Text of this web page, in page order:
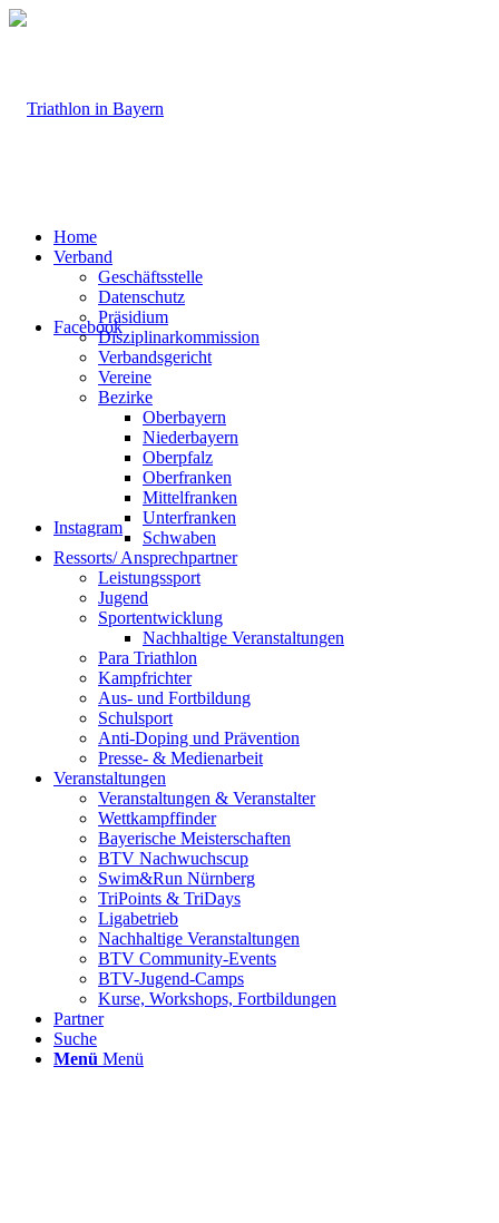
Facebook
Instagram
Home
Verband
Geschäftsstelle
Datenschutz
Präsidium
Disziplinarkommission
Verbandsgericht
Vereine
Bezirke
Oberbayern
Niederbayern
Oberpfalz
Oberfranken
Mittelfranken
Unterfranken
Schwaben
Ressorts/ Ansprechpartner
Leistungssport
Jugend
Sportentwicklung
Nachhaltige Veranstaltungen
Para Triathlon
Kampfrichter
Aus- und Fortbildung
Schulsport
Anti-Doping und Prävention
Presse- & Medienarbeit
Veranstaltungen
Veranstaltungen & Veranstalter
Wettkampffinder
Bayerische Meisterschaften
BTV Nachwuchscup
Swim&Run Nürnberg
TriPoints & TriDays
Ligabetrieb
Nachhaltige Veranstaltungen
BTV Community-Events
BTV-Jugend-Camps
Kurse, Workshops, Fortbildungen
Partner
Suche
Menü Menü